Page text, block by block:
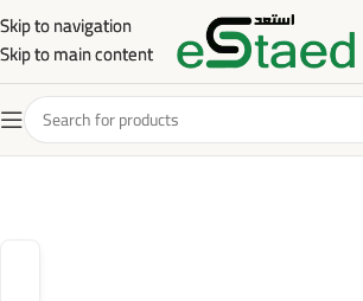
Skip to navigation
Skip to main content
Skip to navigation
Skip to main content